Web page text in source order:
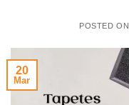
POSTED ON
20
Mar